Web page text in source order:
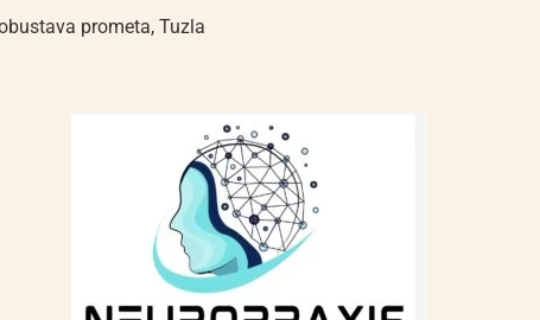
prometa, Tuzla